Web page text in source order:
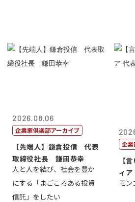
2026.08.06
企業家倶楽部アーカイブ
【先端人】鎌倉投信 代表
取締役社長 鎌田恭幸
人と人を結び、社会を豊か
にする「まごころある投資
信託」をしたい
企業
【
ィ
真
モン